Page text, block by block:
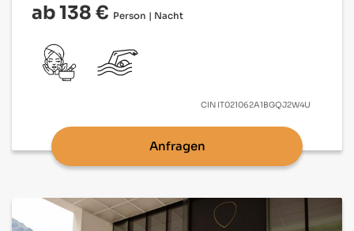
ab 138 € Person | Nacht
CIN IT021062A1BGQJ2W4U
Anfragen